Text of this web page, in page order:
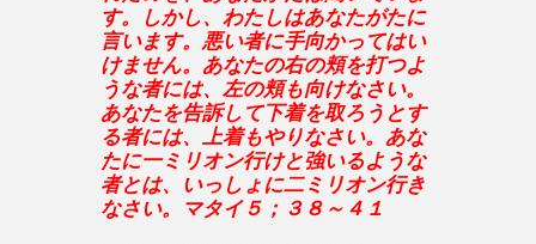
す。しかし、わたしはあなたがたに
言います。悪い者に手向かってはい
けません。あなたの右の頬を打つよ
うな者には、左の頬も向けなさい。
あなたを告訴して下着を取ろうとす
る者には、上着もやりなさい。あな
たに一ミリオン行けと強いるような
者とは、いっしょに二ミリオン行き
なさい。マタイ５；３８～４１